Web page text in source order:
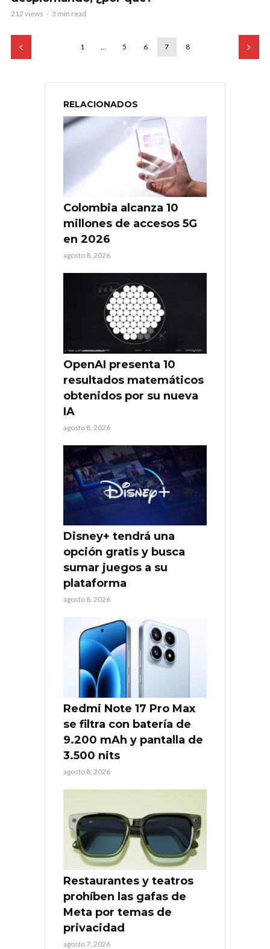
212 views 3 min read
1 … 5 6 7 8
RELACIONADOS
Colombia alcanza 10
millones de accesos 5G
en 2026
agosto 8, 2026
OpenAI presenta 10
resultados matemáticos
obtenidos por su nueva
IA
agosto 8, 2026
Disney+ tendrá una
opción gratis y busca
sumar juegos a su
plataforma
agosto 8, 2026
Redmi Note 17 Pro Max
se filtra con batería de
9.200 mAh y pantalla de
3.500 nits
agosto 8, 2026
Restaurantes y teatros
prohíben las gafas de
Meta por temas de
privacidad
agosto 7, 2026